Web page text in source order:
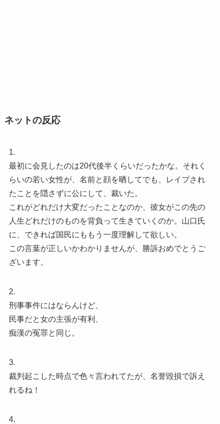
ネットの反応
1.
最初に会見したのは20代後半くらいだったかな。それく
らいの若い女性が、名前と顔を晒してでも、レイプされ
たことを隠さずに公にして、裁いた。
これがどれだけ大変だったことなのか、彼女がこの先の
人生どれだけのものを背負って生きていくのか。山口氏
に、できれば国民にももう一度理解して欲しい。
この言葉が正しいかわかりませんが、勝訴おめでとうご
ざいます。
2.
刑事事件にはならんけど、
民事だと女の主張が有利、
痴漢の冤罪と同じ。
3.
裁判起こした時点で色々言われてたが、名誉毀損で訴え
れるね！
4.